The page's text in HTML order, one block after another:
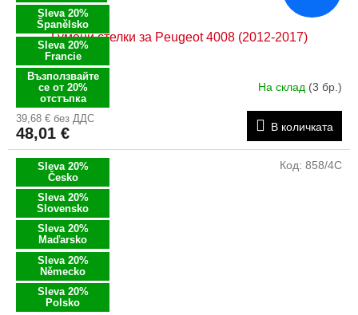
Sleva 20%
Španělsko
Sleva 20%
Francie
Възползвайте
се от 20%
отстъпка
Гумени стелки за Peugeot 4008 (2012-2017)
На склад (3 бр.)
39,68 € без ДДС
48,01 € В количката
Sleva 20%
Česko
Sleva 20%
Slovensko
Sleva 20%
Maďarsko
Sleva 20%
Německo
Sleva 20%
Polsko
Код: 858/4C